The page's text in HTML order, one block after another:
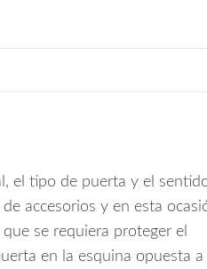
el tipo de puerta y el
accesorios y en esta
se requiera proteger el
en la esquina opuesta a